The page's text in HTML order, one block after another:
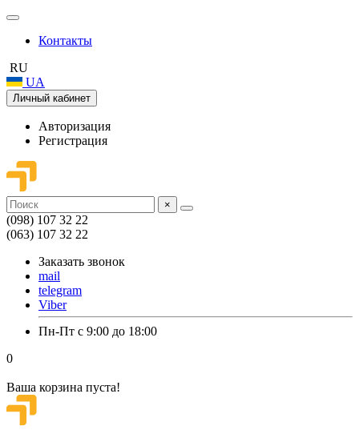
Контакты
RU
UA
Личный кабинет
Авторизация
Регистрация
×
(098) 107 32 22
(063) 107 32 22
Заказать звонок
mail
telegram
Viber
Пн-Пт с 9:00 до 18:00
0
Ваша корзина пуста!